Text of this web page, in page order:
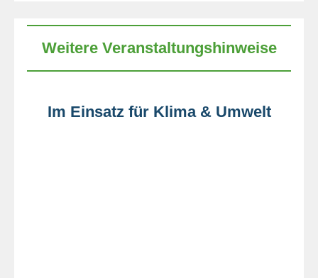
Weitere Veranstaltungshinweise
Im Einsatz für Klima & Umwelt